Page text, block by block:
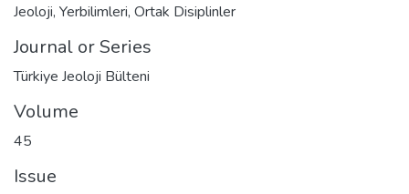
Jeoloji, Yerbilimleri, Ortak Disiplinler
Journal or Series
Türkiye Jeoloji Bülteni
Volume
45
Issue